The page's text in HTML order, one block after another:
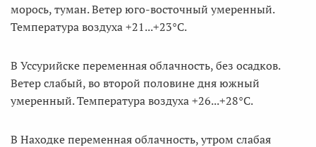
морось, туман. Ветер юго-восточный умеренный.
Температура воздуха +21...+23°C.
В Уссурийске переменная облачность, без осадков.
Ветер слабый, во второй половине дня южный
умеренный. Температура воздуха +26...+28°C.
В Находке переменная облачность, утром слабая